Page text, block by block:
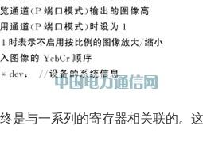
是与一系列的寄存器相关联的。